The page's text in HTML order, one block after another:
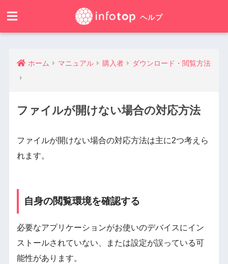
ホーム マニュアル 購入者 ダウンロード・閲覧方法
ファイルが開けない場合の対応方法
ファイルが開けない場合の対応方法は主に2つ考えら
れます。
自身の閲覧環境を確認する
必要なアプリケーションがお使いのデバイスにイン
ストールされていない、または設定が誤っている可
能性があります。